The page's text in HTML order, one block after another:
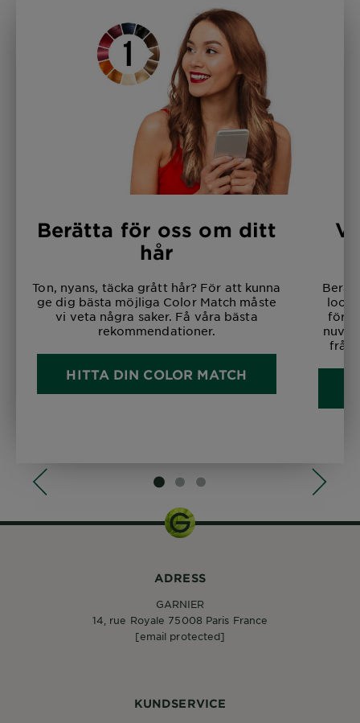
Berätta för oss om ditt
hår
Ton, nyans, täcka grått hår? För att kunna
ge dig bästa möjliga Color Match måste
vi veta några saker. Få våra bästa
rekommendationer.
HITTA DIN COLOR MATCH
look.
från
SLIDE 1
SLIDE 2SLIDE 3
KUNDSERVICE
ADRESS
GARNIER
14, rue Royale 75008 Paris France
[email protected]